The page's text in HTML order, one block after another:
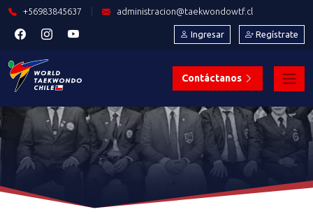
+56983845637 administracion@taekwondowtf.cl
Ingresar Regístrate
Contáctanos